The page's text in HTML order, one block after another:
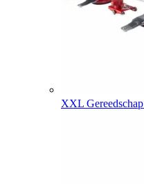
XXL Gereedschap